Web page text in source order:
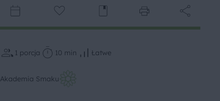
1 porcja 10 min Łatwe
Akademia Smaku